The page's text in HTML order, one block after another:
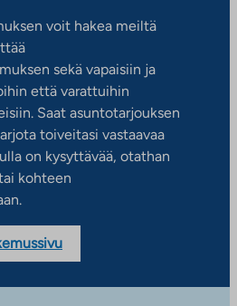
voit hakea meiltä
sekä vapaisiin ja
että varattuihin
Saat asuntotarjouksen
toiveitasi vastaavaa
on kysyttävää, otathan
kohteen